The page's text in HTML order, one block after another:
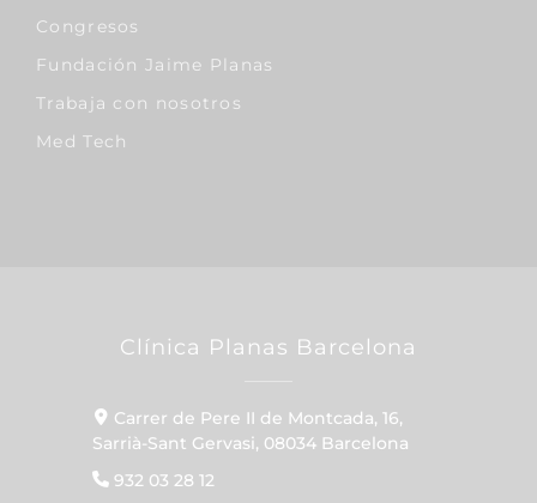
Congresos
Fundación Jaime Planas
Trabaja con nosotros
Med Tech
Clínica Planas Barcelona
Carrer de Pere II de Montcada, 16,
Sarrià-Sant Gervasi, 08034 Barcelona
932 03 28 12